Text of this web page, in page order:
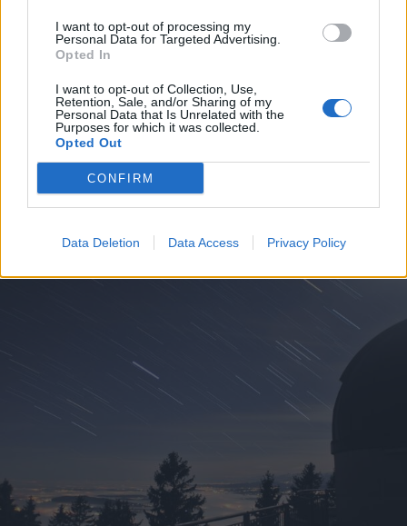
I want to opt-out of processing my
Personal Data for Targeted Advertising.
Opted In
I want to opt-out of Collection, Use,
Retention, Sale, and/or Sharing of my
Personal Data that Is Unrelated with the
Purposes for which it was collected.
Opted Out
CONFIRM
Data Deletion Data Access Privacy Policy
ALTRE NOTIZIE DI SAN VITTORE OLONA